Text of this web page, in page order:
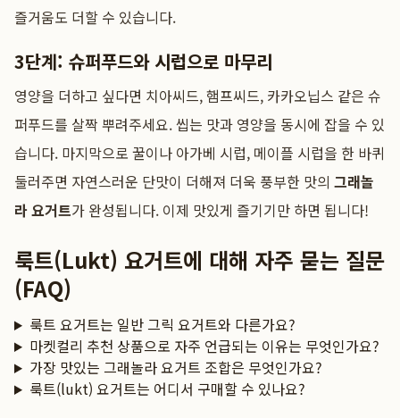
즐거움도 더할 수 있습니다.
3단계: 슈퍼푸드와 시럽으로 마무리
영양을 더하고 싶다면 치아씨드, 햄프씨드, 카카오닙스 같은 슈
퍼푸드를 살짝 뿌려주세요. 씹는 맛과 영양을 동시에 잡을 수 있
습니다. 마지막으로 꿀이나 아가베 시럽, 메이플 시럽을 한 바퀴
둘러주면 자연스러운 단맛이 더해져 더욱 풍부한 맛의 그래놀
라 요거트가 완성됩니다. 이제 맛있게 즐기기만 하면 됩니다!
룩트(Lukt) 요거트에 대해 자주 묻는 질문
(FAQ)
룩트 요거트는 일반 그릭 요거트와 다른가요?
마켓컬리 추천 상품으로 자주 언급되는 이유는 무엇인가요?
가장 맛있는 그래놀라 요거트 조합은 무엇인가요?
룩트(lukt) 요거트는 어디서 구매할 수 있나요?